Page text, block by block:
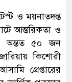
ও ময়নাতদন্ত
আন্তরিকতা ও
অন্তত ৫০ জন
কিশোরী
গ্রেপ্তারের